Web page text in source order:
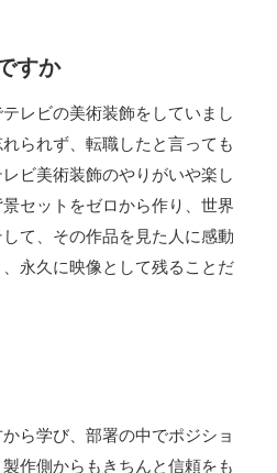
すか
レビの美術装飾をしていまし
られず、転職したと言っても
ビ美術装飾のやりがいや楽し
セットをゼロから作り、世界
て、その作品を見た人に感動
永久に映像として残ることだ
ら学び、部署の中でポジショ
作側からもきちんと信頼をも